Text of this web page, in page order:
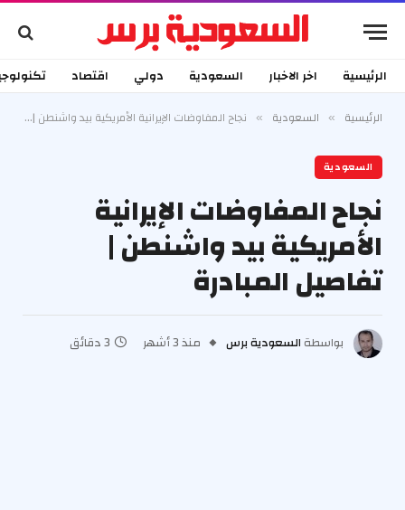
الرئيسية اخر الاخبار السعودية دولي اقتصاد
الرئيسية » السعودية » نجاح المفاوضات الإيرانية الأمريكية بيد واشنطن | تفاصيل المبادرة
السعودية
نجاح المفاوضات الإيرانية
الأمريكية بيد واشنطن |
تفاصيل المبادرة
بواسطة السعودية برس منذ 3 أشهر 3 دقائق